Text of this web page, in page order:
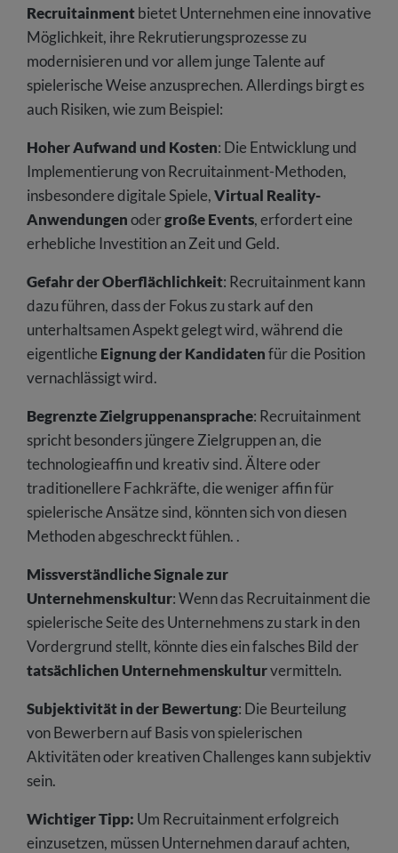
Recruitainmentbietet Unternehmen eine innovative
Möglichkeit, ihre Rekrutierungsprozesse zu
modernisieren und vor allem junge Talente auf
spielerische Weise anzusprechen. Allerdings birgt es
auch Risiken, wie zum Beispiel:
Hoher Aufwand und Kosten: Die Entwicklung und
Implementierung von Recruitainment-Methoden,
insbesondere digitale Spiele,Virtual Reality-
Anwendungenodergroße Events, erfordert eine
erhebliche Investition an Zeit und Geld.
Gefahr der Oberflächlichkeit: Recruitainment kann
dazu führen, dass der Fokus zu stark auf den
unterhaltsamen Aspekt gelegt wird, während die
eigentliche Eignung der Kandidatenfür die Position
vernachlässigt wird.
Begrenzte Zielgruppenansprache: Recruitainment
spricht besonders jüngere Zielgruppen an, die
technologieaffin und kreativ sind. Ältere oder
traditionellere Fachkräfte, die weniger affin für
spielerische Ansätze sind, könnten sich von diesen
Methoden abgeschreckt fühlen. .
Missverständliche Signale zur
Unternehmenskultur: Wenn das Recruitainment die
spielerische Seite des Unternehmens zu stark in den
Vordergrund stellt, könnte dies ein falsches Bild der
tatsächlichen Unternehmenskulturvermitteln.
Subjektivität in der Bewertung: Die Beurteilung
von Bewerbern auf Basis von spielerischen
Aktivitäten oder kreativen Challenges kann subjektiv
sein.
Wichtiger Tipp: Um Recruitainment erfolgreich
einzusetzen, müssen Unternehmen darauf achten,